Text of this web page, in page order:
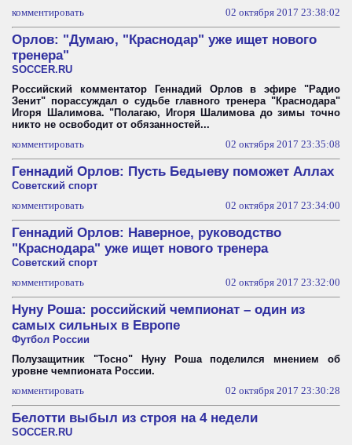
комментировать
02 октября 2017 23:38:02
Орлов: "Думаю, "Краснодар" уже ищет нового
тренера"
SOCCER.RU
Российский комментатор Геннадий Орлов в эфире "Радио
Зенит" порассуждал о судьбе главного тренера "Краснодара"
Игоря Шалимова. "Полагаю, Игоря Шалимова до зимы точно
никто не освободит от обязанностей...
комментировать
02 октября 2017 23:35:08
Геннадий Орлов: Пусть Бедыеву поможет Аллах
Советский спорт
комментировать
02 октября 2017 23:34:00
Геннадий Орлов: Наверное, руководство
"Краснодара" уже ищет нового тренера
Советский спорт
комментировать
02 октября 2017 23:32:00
Нуну Роша: российский чемпионат – один из
самых сильных в Европе
Футбол России
Полузащитник "Тосно" Нуну Роша поделился мнением об
уровне чемпионата России.
комментировать
02 октября 2017 23:30:28
Белотти выбыл из строя на 4 недели
SOCCER.RU